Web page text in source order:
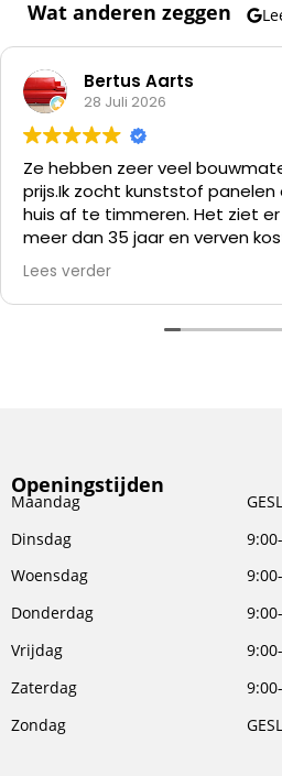
Wat anderen zeggen
Bertus Aarts
28 Juli 2026
Ze hebben zeer veel
prijs.Ik zocht kunststof panelen
huis af te timmeren. Het ziet
meer dan 35 jaar en verven
alles er af slopen en die
zetten.
Lees verder
Openingstijden
Maandag
Dinsdag
Woensdag
Donderdag
Vrijdag
Zaterdag
Zondag